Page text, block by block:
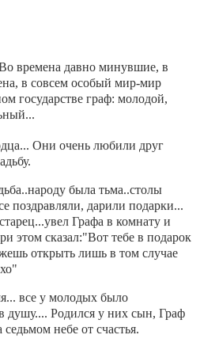
времена давно минувшие, в
в совсем особый мир-мир
государстве граф: молодой,
Они очень любили друг
была тьма..столы
поздравляли, дарили подарки...
Графа в комнату и
этом сказал:"Вот тебе в подарок
открыть лишь в том случае
все у молодых было
душу.... Родился у них сын, Граф
небе от счастья.